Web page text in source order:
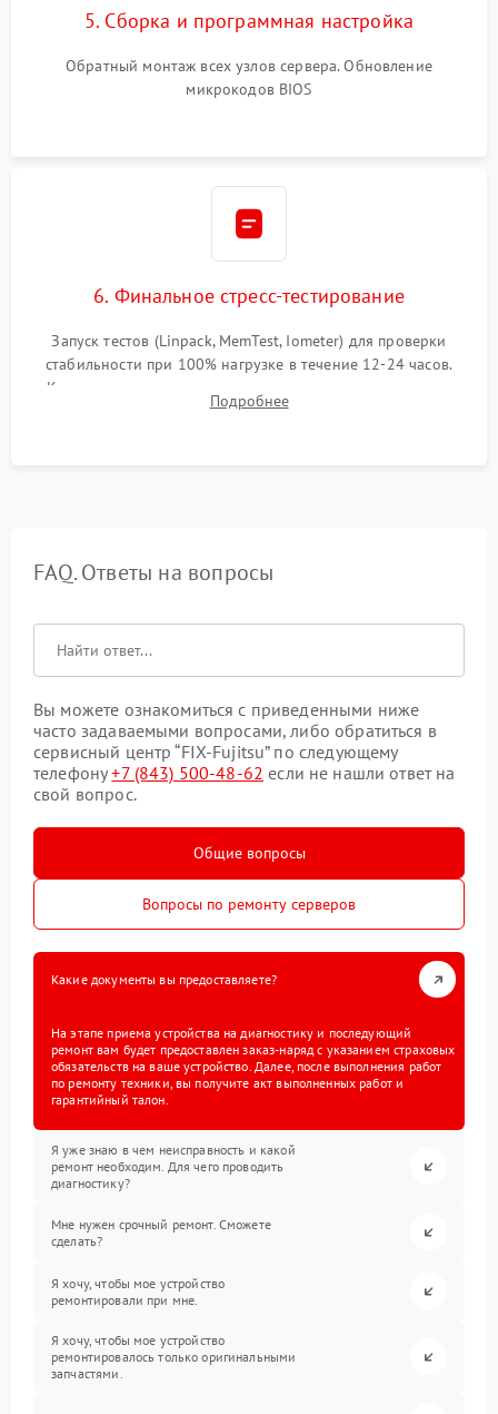
5. Сборка и программная настройка
Обратный монтаж всех узлов сервера. Обновление
микрокодов BIOS
6. Финальное стресс-тестирование
Запуск тестов (Linpack, MemTest, Iometer) для проверки
стабильности при 100% нагрузке в течение 12-24 часов.
Контроль температурных режимов, проверка отсутствия
троттлинга и подготовка сервера к выдаче.
Подробнее
FAQ. Ответы на вопросы
Вы можете ознакомиться с приведенными ниже
часто задаваемыми вопросами, либо обратиться в
сервисный центр “FIX-Fujitsu” по следующему
телефону+7 (843) 500-48-62 если не нашли ответ на
свой вопрос.
Общие вопросы
Вопросы по ремонту серверов
Какие документы вы предоставляете?
На этапе приема устройства на диагностику и последующий
ремонт вам будет предоставлен заказ-наряд с указанием страховых
обязательств на ваше устройство. Далее, после выполнения работ
по ремонту техники, вы получите акт выполненных работ и
гарантийный талон.
Я уже знаю в чем неисправность и какой
ремонт необходим. Для чего проводить
диагностику?
Мне нужен срочный ремонт. Сможете
сделать?
Я хочу, чтобы мое устройство
ремонтировали при мне.
Я хочу, чтобы мое устройство
ремонтировалось только оригинальными
запчастями.